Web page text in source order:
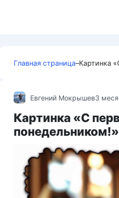
Главная страница–Картинка
Евгений Мокрышев3
Картинка «С
понедельником!»